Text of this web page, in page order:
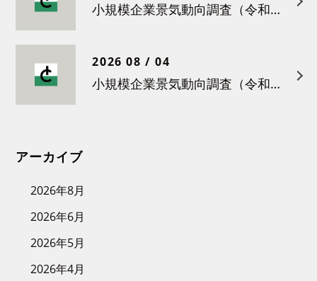
小規模企業景気動向調査（令和８年４月）結果について
2026 08 / 04
小規模企業景気動向調査（令和８年３月）結果について
アーカイブ
2026年8月
2026年6月
2026年5月
2026年4月